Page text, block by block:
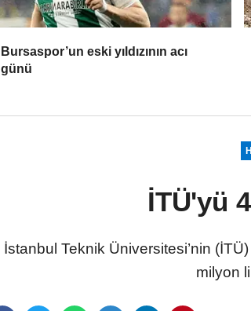
Bursaspor’un eski yıldızının acı
günü
İTÜ'yü
İstanbul Teknik Üniversitesi’nin
milyon